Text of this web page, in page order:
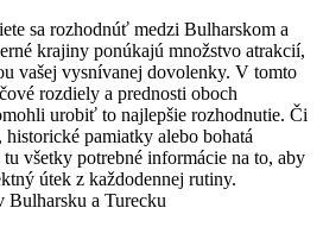
sa rozhodnúť medzi Bulharskom a
krajiny ponúkajú množstvo atrakcií,
vašej vysnívanej dovolenky. V tomto
rozdiely a prednosti oboch
urobiť to najlepšie rozhodnutie. Či
pamiatky alebo bohatá
všetky potrebné informácie na to, aby
útek z každodennej rutiny.